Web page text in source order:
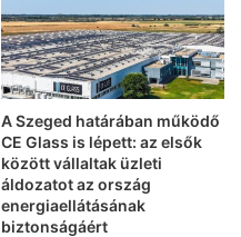
A Szeged határában működő
CE Glass is lépett: az elsők
között vállaltak üzleti
áldozatot az ország
energiaellátásának
biztonságáért